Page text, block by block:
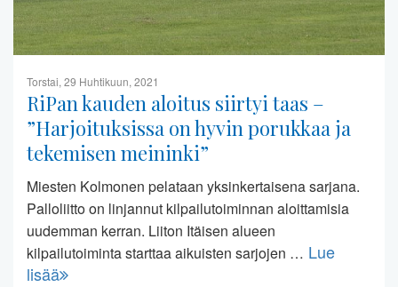
Torstai, 29 Huhtikuun, 2021
RiPan kauden aloitus siirtyi taas –
”Harjoituksissa on hyvin porukkaa ja
tekemisen meininki”
Miesten Kolmonen pelataan yksinkertaisena sarjana.
Palloliitto on linjannut kilpailutoiminnan aloittamisia
uudemman kerran. Liiton Itäisen alueen
kilpailutoiminta starttaa aikuisten sarjojen … Lue
lisää